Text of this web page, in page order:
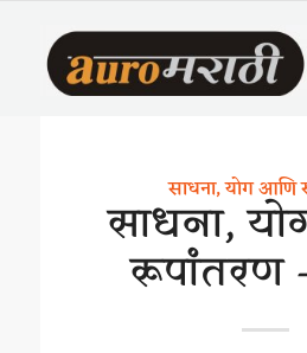
साधना, योग आणि
साधना,
रूपांतरण